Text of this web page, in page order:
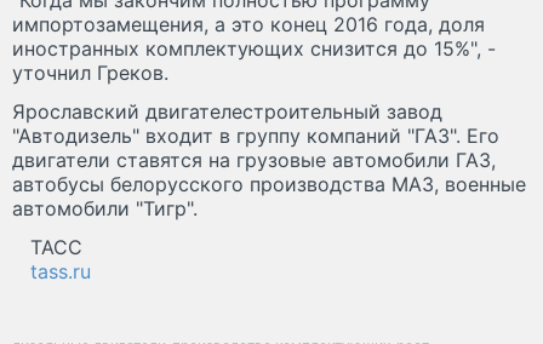
импортозамещения, а это конец 2016 года, доля
иностранных комплектующих снизится до 15%", -
уточнил Греков.
Ярославский двигателестроительный завод
"Автодизель" входит в группу компаний "ГАЗ". Его
двигатели ставятся на грузовые автомобили ГАЗ,
автобусы белорусского производства МАЗ, военные
автомобили "Тигр".
ТАСС
tass.ru